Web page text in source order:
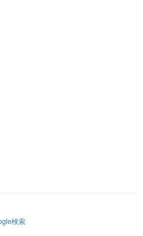
検索